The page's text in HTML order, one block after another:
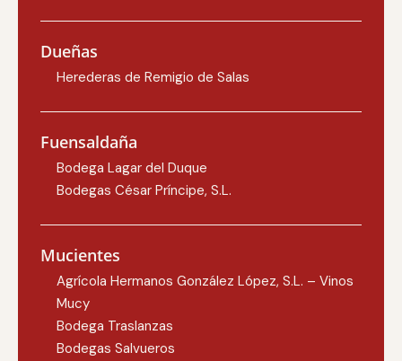
Dueñas
Herederas de Remigio de Salas
Fuensaldaña
Bodega Lagar del Duque
Bodegas César Príncipe, S.L.
Mucientes
Agrícola Hermanos González López, S.L. – Vinos
Mucy
Bodega Traslanzas
Bodegas Salvueros